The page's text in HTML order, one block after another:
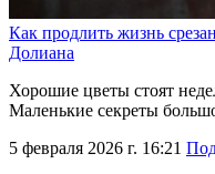
Как продлить жизнь
Долиана
Хорошие цветы стоят
Маленькие секреты
5 февраля 2026 г. 16:21